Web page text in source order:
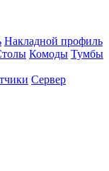
Накладной профиль
Комоды Тумбы
Сервер